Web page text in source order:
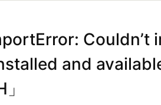
Couldn’t
and